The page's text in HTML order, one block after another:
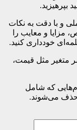
بپرهیزید.
و با دقت به نکات
و معایب را
خودداری کنید.
متغیر مثل قیمت،
که شامل
حذف می‌شوند.